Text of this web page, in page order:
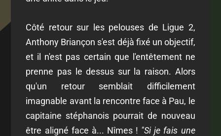
Côté retour sur les pelouses de Ligue 2,
Anthony Briançon s'est déjà fixé un objectif,
et il n'est pas certain que l'entêtement ne
prenne pas le dessus sur la raison. Alors
qu'un retour semblait difficilement
imagnable avant la rencontre face à Pau, le
capitaine stéphanois pourrait de nouveau
être aligné face à... Nîmes ! "Si je fais une